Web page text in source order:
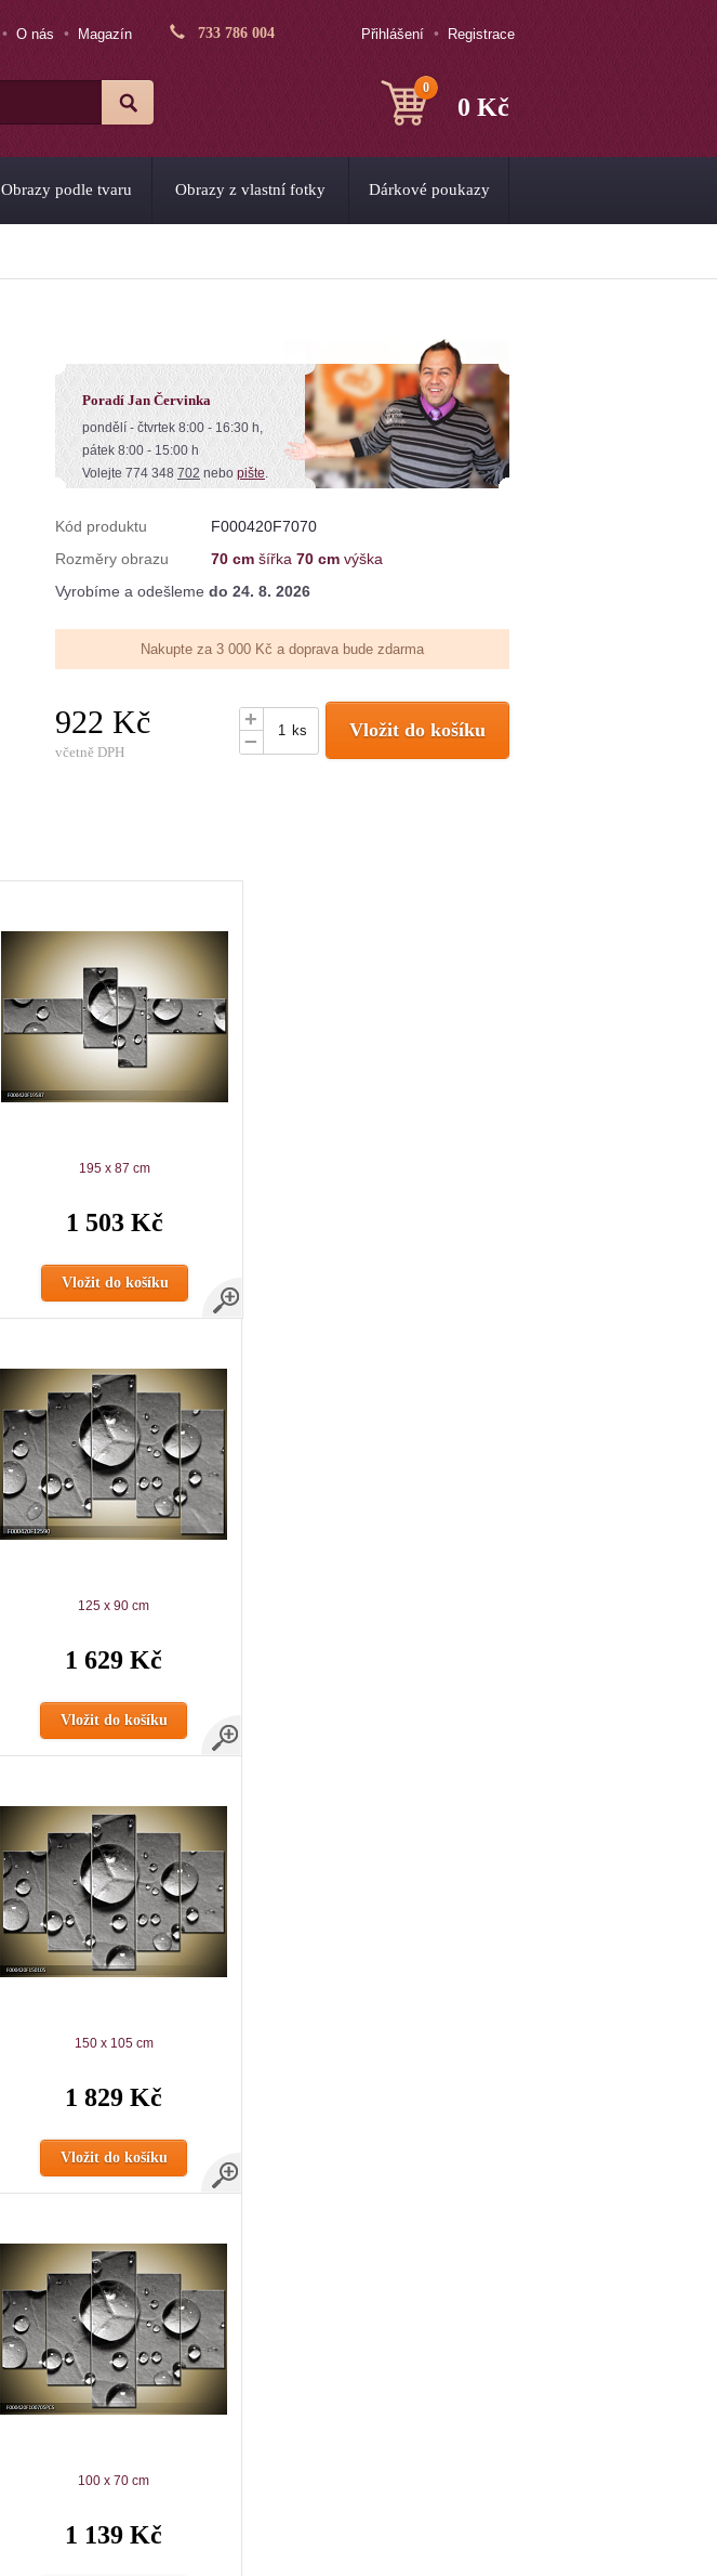
O nás
Magazín
733 786 004 Přihlášení Registrace
0 Kč
0
Obrazy podle tvaru Obrazy z vlastní fotky Dárkové poukazy
Poradí Jan Červinka
pondělí - čtvrtek 8:00 - 16:30 h,
pátek 8:00 - 15:00 h
Volejte 774 348 702 nebo pište.
Kód produktu
F000420F7070
Rozměry obrazu
70 cm šířka 70 cm výška
Vyrobíme a odešleme do 24. 8. 2026
Nakupte za 3 000 Kč a doprava bude zdarma
922 Kč
včetně DPH
+
– ks Vložit do košíku
195 x 87 cm
1 503 Kč
Vložit do košíku
125 x 90 cm
1 629 Kč
Vložit do košíku
150 x 105 cm
1 829 Kč
Vložit do košíku
100 x 70 cm
1 139 Kč